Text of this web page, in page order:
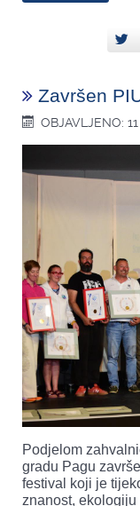
Završen
OBJAVLJENO:
Podjelom
gradu Pagu
festival koji je
znanost,